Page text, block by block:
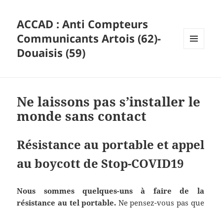
ACCAD : Anti Compteurs
Communicants Artois (62)-
Douaisis (59)
Ne laissons pas s’installer le
monde sans contact
Résistance au portable et appel
au boycott de Stop-COVID19
Nous sommes quelques-uns à faire de la
résistance au tel portable. Ne pensez-vous pas que